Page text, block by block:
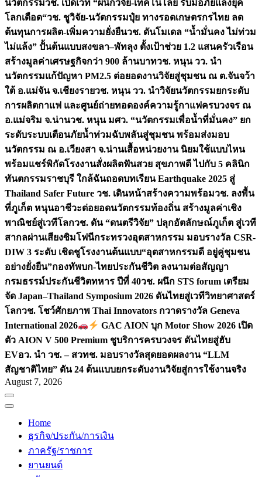
นวัตกรรมวช. เปิดเวที “ผนึกวิจัย-เทคโนโลยี รับมือภัยแล้งยุค
โลกเดือด“วช. ชูวิจัย-นวัตกรรมปุ๋ย ทางรอดเกษตรกรไทย ลด
ต้นทุนการผลิต-เพิ่มความยั่งยืนวช. ดันโมเดล “น้ำมั่นคง ไม่ท่วม
ไม่แล้ง” ปั้นต้นแบบสงขลา–พัทลุง ตั้งเป้าช่วย 1.2 แสนครัวเรือน
สร้างมูลค่าเศรษฐกิจกว่า 900 ล้านบาทวช. หนุน วว. นำ
นวัตกรรมแก้ปัญหา PM2.5 ต่อยอดงานวิจัยสู่ชุมชน ณ ต.จันจว้า
ใต้ อ.แม่จัน จ.เชียงรายวช. หนุน วว. นำวิจัยนวัตกรรมยกระดับ
การผลิตกาแฟ และศูนย์ถ่ายทอดองค์ความรู้กาแฟครบวงจร ณ
อ.แม่จริม จ.น่านวช. หนุน มศว. “นวัตกรรมเพื่อน้ำที่มั่นคง” ยก
ระดับระบบเตือนภัยน้ำท่วมฉับพลันสู่ชุมชน พร้อมส่งมอบ
นวัตกรรม ณ อ.เวียงสา จ.น่านเสื้อหน่วยงาน นิยมใช้แบบไหน
พร้อมแชร์พิกัดโรงงานสั่งผลิตฟันสวย สุขภาพดี ไปกับ 5 คลินิก
ทันตกรรมราชบุรี ใกล้ฉันถอดบทเรียน Earthquake 2025 สู่
Thailand Safer Future วช. เดินหน้าสร้างความพร้อมวช. ลงพื้น
ที่ภูเก็ต หนุนอาชีวะต่อยอดนวัตกรรมท้องถิ่น สร้างมูลค่าเชิง
พาณิชย์สู่เวทีโลกวช. ดัน “ดนตรีวิจัย” ปลุกอัตลักษณ์ภูเก็ต สู่เวที
สากลผ่านเสียงซิมโฟนีกระทรวงอุตสาหกรรม มอบรางวัล CSR-
DIW 3 ระดับ เชิดชูโรงงานต้นแบบ“อุตสาหกรรมดี อยู่คู่ชุมชน
อย่างยั่งยืน”กองทัพบก-ไทยประกันชีวิต ลงนามต่อสัญญา
กรมธรรม์ประกันชีวิตทหาร ปีที่ 40วช. ผนึก STS forum เตรียม
จัด Japan–Thailand Symposium 2026 ดันไทยสู่เวทีวิทยาศาสตร์
โลกวช. โชว์ศักยภาพ Thai Innovators กวาดรางวัล Geneva
International 2026
GAC AION บุก Motor Show 2026 เปิด
ตัว AION V 500 Premium ชูบริการครบวงจร ดันไทยสู่ฮับ
EVอว. นำ วช. – สวทช. มอบรางวัลสุดยอดผลงาน “LLM
สัญชาติไทย” ดัน 24 ต้นแบบยกระดับงานวิจัยสู่การใช้งานจริง
August 7, 2026
Home
ธุรกิจ/ประกัน/การเงิน
ภาครัฐ/ราชการ
ยานยนต์